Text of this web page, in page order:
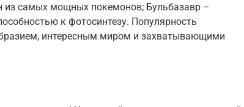
из самых мощных покемонов; Бульбазавр –
к фотосинтезу. Популярность
интересным миром и захватывающими